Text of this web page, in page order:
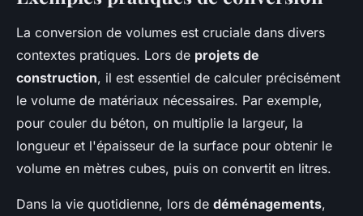
La conversion de volumes est cruciale dans divers
contextes pratiques. Lors de projets de
construction, il est essentiel de calculer précisément
le volume de matériaux nécessaires. Par exemple,
pour couler du béton, on multiplie la largeur, la
longueur et l'épaisseur de la surface pour obtenir le
volume en mètres cubes, puis on convertit en litres.
Dans la vie quotidienne, lors de déménagements,